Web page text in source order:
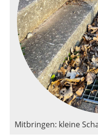
Mitbringen: kleine